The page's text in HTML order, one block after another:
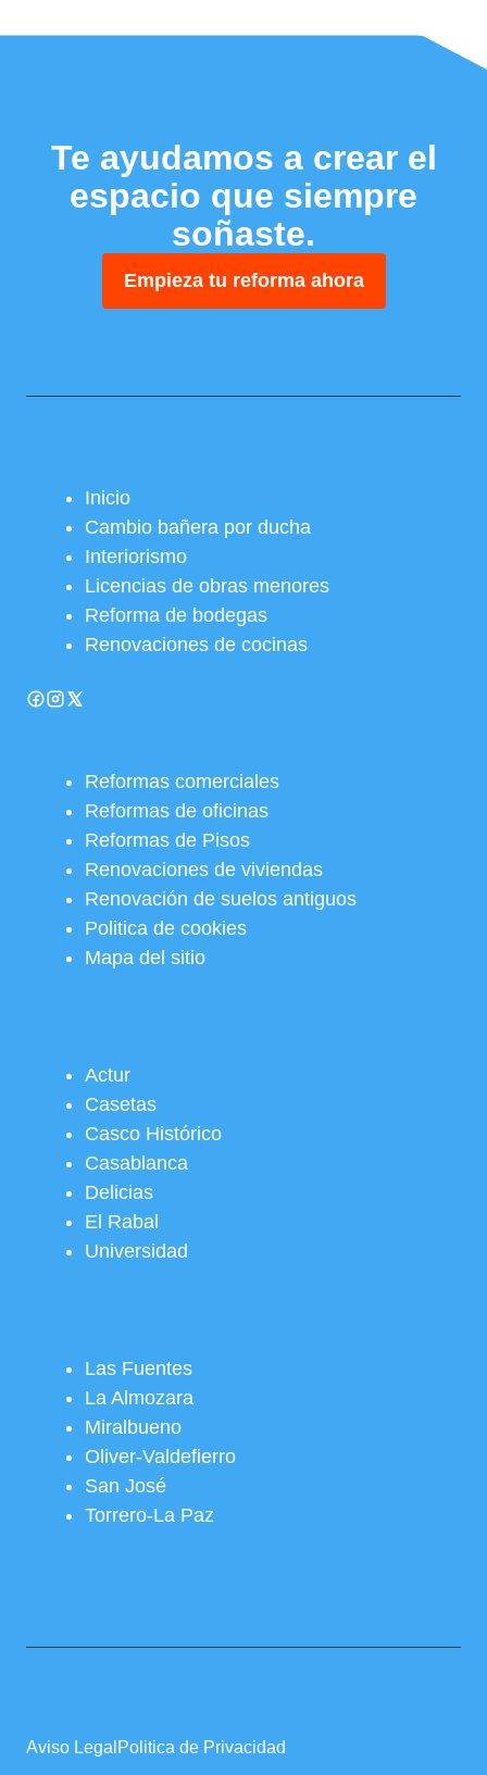
Te ayudamos a crear el
espacio que siempre
soñaste.
Empieza tu reforma ahora
Inicio
Cambio bañera por ducha
Interiorismo
Licencias de obras menores
Reforma de bodegas
Renovaciones de cocinas
Reformas comerciales
Reformas de oficinas
Reformas de Pisos
Renovaciones de viviendas
Renovación de suelos antiguos
Politica de cookies
Mapa del sitio
Actur
Casetas
Casco Histórico
Casablanca
Delicias
El Rabal
Universidad
Las Fuentes
La Almozara
Miralbueno
Oliver-Valdefierro
San José
Torrero-La Paz
Aviso Legal Politica de Privacidad